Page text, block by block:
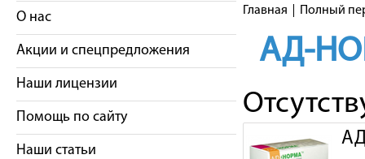
О нас
Акции и спецпредложения
Наши лицензии
Помощь по сайту
Наши статьи
Главная Полный
АД-